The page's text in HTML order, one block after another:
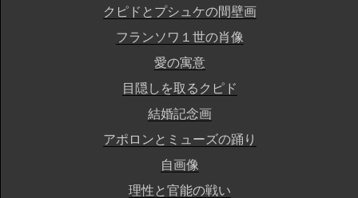
クピドとプシュケの間壁画
フランソワ１世の肖像
愛の寓意
目隠しを取るクピド
結婚記念画
アポロンとミューズの踊り
自画像
理性と官能の戦い